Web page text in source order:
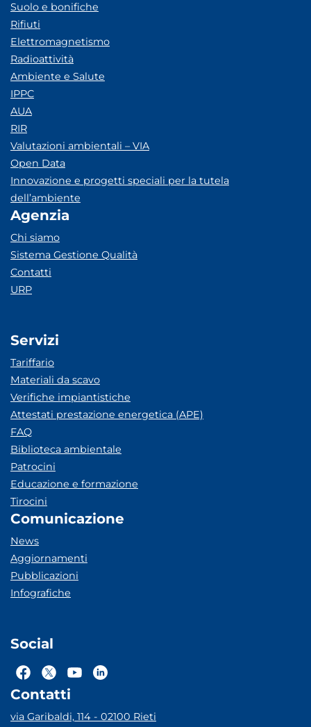
Suolo e bonifiche
Rifiuti
Elettromagnetismo
Radioattività
Ambiente e Salute
IPPC
AUA
RIR
Valutazioni ambientali – VIA
Open Data
Innovazione e progetti speciali per la tutela
dell’ambiente
Agenzia
Chi siamo
Sistema Gestione Qualità
Contatti
URP
Servizi
Tariffario
Materiali da scavo
Verifiche impiantistiche
Attestati prestazione energetica (APE)
FAQ
Biblioteca ambientale
Patrocini
Educazione e formazione
Tirocini
Comunicazione
News
Aggiornamenti
Pubblicazioni
Infografiche
Social
Contatti
via Garibaldi, 114 - 02100 Rieti